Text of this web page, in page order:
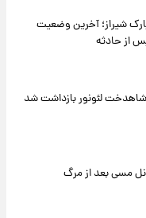
شیراز؛ آخرین وضعیت
حادثه
مسی بعد از مرگ